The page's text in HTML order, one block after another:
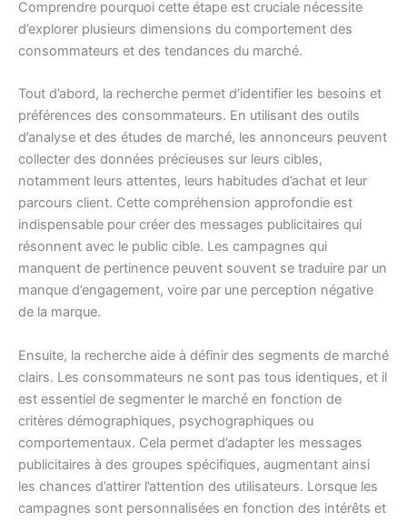
Comprendre pourquoi cette étape est cruciale nécessite
d’explorer plusieurs dimensions du comportement des
consommateurs et des tendances du marché.
Tout d’abord, la recherche permet d’identifier les besoins et
préférences des consommateurs. En utilisant des outils
d’analyse et des études de marché, les annonceurs peuvent
collecter des données précieuses sur leurs cibles,
notamment leurs attentes, leurs habitudes d’achat et leur
parcours client. Cette compréhension approfondie est
indispensable pour créer des messages publicitaires qui
résonnent avec le public cible. Les campagnes qui
manquent de pertinence peuvent souvent se traduire par un
manque d’engagement, voire par une perception négative
de la marque.
Ensuite, la recherche aide à définir des segments de marché
clairs. Les consommateurs ne sont pas tous identiques, et il
est essentiel de segmenter le marché en fonction de
critères démographiques, psychographiques ou
comportementaux. Cela permet d’adapter les messages
publicitaires à des groupes spécifiques, augmentant ainsi
les chances d’attirer l’attention des utilisateurs. Lorsque les
campagnes sont personnalisées en fonction des intérêts et